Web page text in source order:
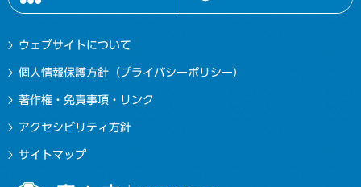
ウェブサイトについて
個人情報保護方針（プライバシーポリシー）
著作権・免責事項・リンク
アクセシビリティ方針
サイトマップ